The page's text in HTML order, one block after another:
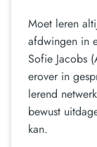
Moet leren
afdwingen in
Sofie Jacobs
erover in
lerend
bewust
kan.